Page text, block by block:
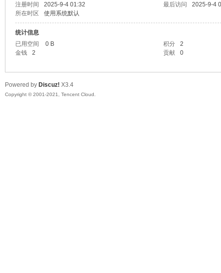
注册时间
2025-9-4 01:32 最后访问
2025-9-4
所在时区
使用系统默认
统计信息
已用空间
0 B 积分
2
金钱
2 贡献 0
Powered by Discuz! X3.4
Copyright © 2001-2021, Tencent Cloud.